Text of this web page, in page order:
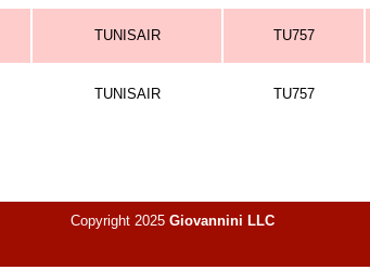
TUNISAIR TU757
TUNISAIR TU757
Copyright 2025 Giovannini LLC